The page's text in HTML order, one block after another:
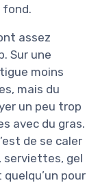
fond.
assez
Sur une
moins
mais du
un peu trop
avec du gras.
de se caler
serviettes, gel
pour